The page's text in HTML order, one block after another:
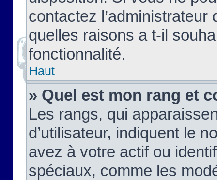
contactez
quelles raisons a t-il
fonctionnalité.
Haut
» Quel est mon rang et
Les rangs, qui
d’utilisateur, indiquent le
avez à votre actif ou
spéciaux, comme les